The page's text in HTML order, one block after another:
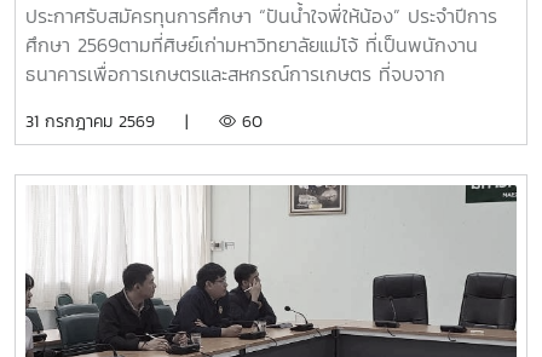
ประกาศรับสมัครทุนการศึกษา “ปันน้ำใจพี่ให้น้อง” ประจำปีการ
ศึกษา 2569ตามที่ศิษย์เก่ามหาวิทยาลัยแม่โจ้ ที่เป็นพนักงาน
ธนาคารเพื่อการเกษตรและสหกรณ์การเกษตร ที่จบจาก
ศึกษา “ปันน้ำใจพี่ให้น้อง” ครั้งที่ 5 เพื่อสนับสนุนเป็นค่าครองชีพ
บาท รวมเป็นเงินจำนวน 250,000 บาท (สองแสนห้าหมื่นบาท
ถ้วน)โดยจัดสรรทุนการศึกษาให้แก่นักศึกษา ประจำปีการศึกษา
2569 ดังนี้ทุนการศึกษาต่อเนื่อง1. จัดสรรทุนการศึกษาต่อ
เนื่องจากปีการศึกษา 2568 จำนวน 9 ทุน2. จัดสรรทุนการศึกษา
ให้แก่นักศึกษารายใหม่ ประจำปีการศึกษา 2569 จำนวน 11 ทุนทุน
การศึกษาไม่ต่อเนื่อง (ให้ 1 ปีการศึกษา) 1. จัดสรรทุนการศึกษา
31 กรกฎาคม 2569 | 60